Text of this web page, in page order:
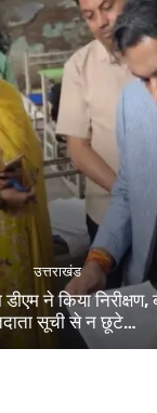
उत्तराखंड
ने किया
सूची से न छूटे…